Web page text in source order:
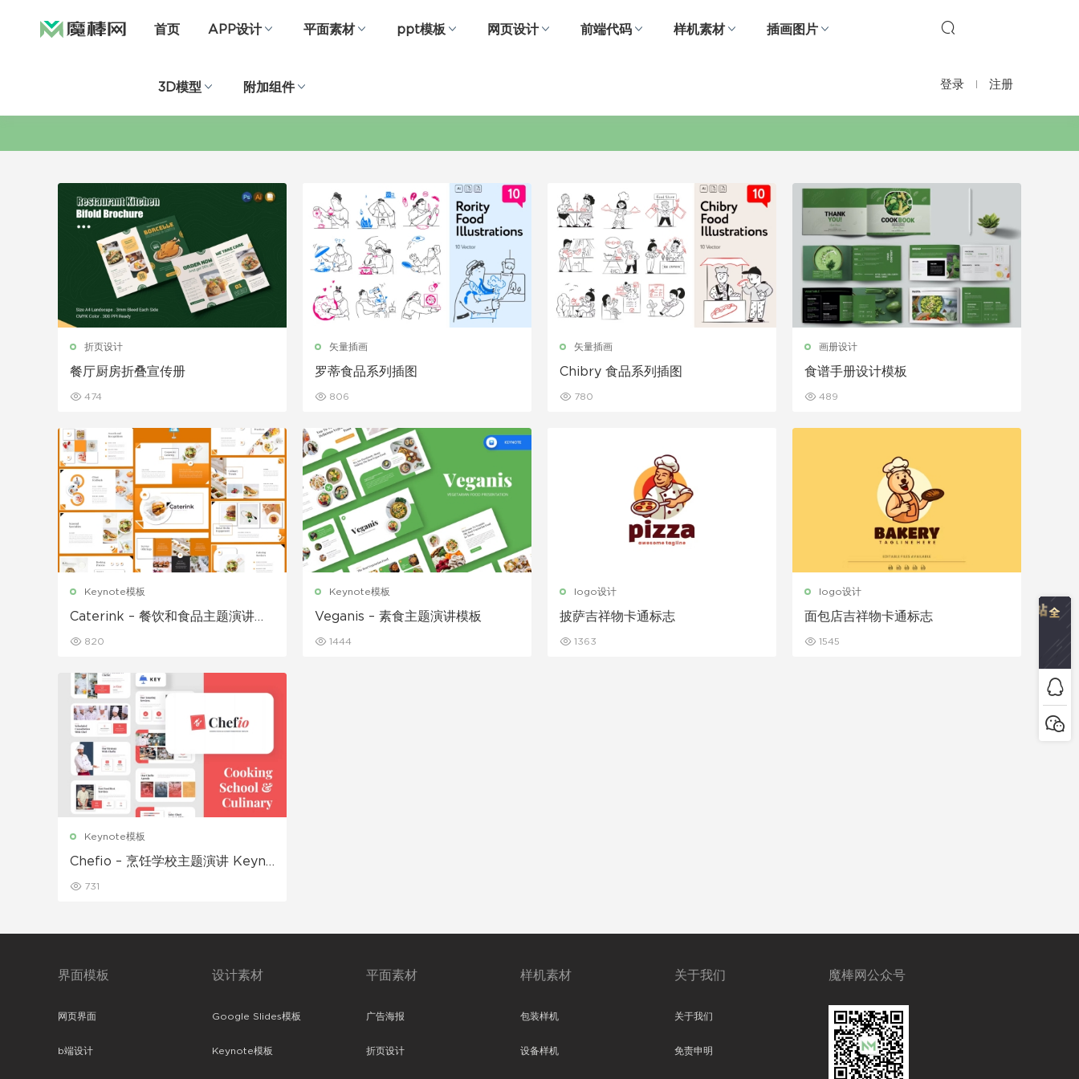
首页 APP设计 平面素材 ppt模板 网页设计 前端代码 样机素材 插画图片
3D模型 附加组件 登录 注册
折页设计
餐厅厨房折叠宣传册
474
矢量插画
罗蒂食品系列插图
806
矢量插画
Chibry 食品系列插图
780
画册设计
食谱手册设计模板
489
Keynote模板
Caterink – 餐饮和食品主题演讲模
820
Keynote模板
Veganis – 素食主题演讲模板
1444
logo设计
披萨吉祥物卡通标志
1363
logo设计
面包店吉祥物卡通标志
1545
Keynote模板
Chefio – 烹饪学校主题演讲 Keyno
731
界面模板
网页界面
b端设计
设计素材
Google Slides模板
Keynote模板
平面素材
广告海报
折页设计
样机素材
包装样机
设备样机
关于我们
关于我们
免责申明
魔棒网公众号